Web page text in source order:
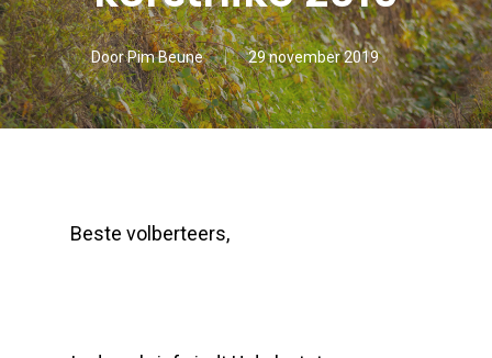
DoorPim Beune 29 november 2019
Beste volberteers,